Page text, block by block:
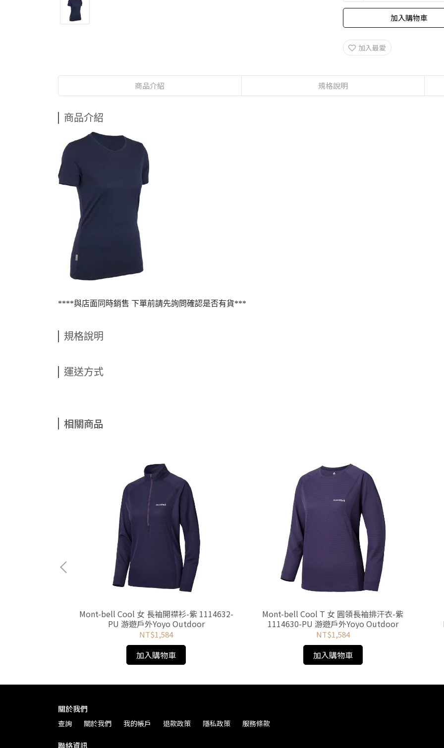
加入購物車
加入最愛
商品介紹 規格說明
商品介紹
****與店面同時銷售 下單前請先詢問確認是否有貨***
規格說明
運送方式
相關商品
Mont-bell Cool 女 長袖開襟衫-紫 1114632-
PU 游遊戶外Yoyo Outdoor
NT$1,584
加入購物車
Mont-bell Cool T 女 圓領長袖排汗衣-紫
1114630-PU 游遊戶外Yoyo Outdoor
NT$1,584
加入購物車
關於我們
查詢 關於我們 我的帳戶 退款政策 隱私政策 服務條款
聯絡資訊